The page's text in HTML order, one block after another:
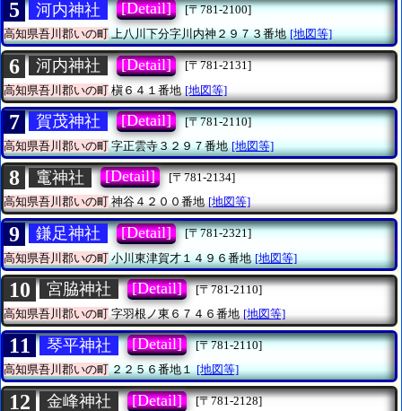
5 河内神社 [Detail]
[〒781-2100]
高知県吾川郡いの町上八川下分字川内神２９７３番地 [地図等]
6 河内神社 [Detail]
[〒781-2131]
高知県吾川郡いの町 槇６４１番地 [地図等]
7 賀茂神社 [Detail]
[〒781-2110]
高知県吾川郡いの町字正雲寺３２９７番地 [地図等]
8 竃神社 [Detail]
[〒781-2134]
高知県吾川郡いの町神谷４２００番地 [地図等]
9 鎌足神社 [Detail]
[〒781-2321]
高知県吾川郡いの町小川東津賀才１４９６番地 [地図等]
10 宮脇神社 [Detail]
[〒781-2110]
高知県吾川郡いの町 字羽根ノ東６７４６番地 [地図等]
11 琴平神社 [Detail]
[〒781-2110]
高知県吾川郡いの町２２５６番地１ [地図等]
12 金峰神社 [Detail]
[〒781-2128]